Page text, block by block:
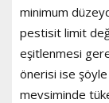
minimum
pestisit limit
eşitlenmesi
önerisi ise
mevsiminde